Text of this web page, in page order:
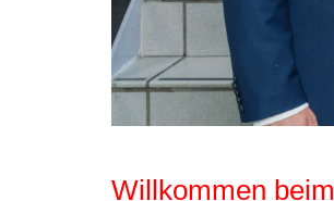
Willkommen